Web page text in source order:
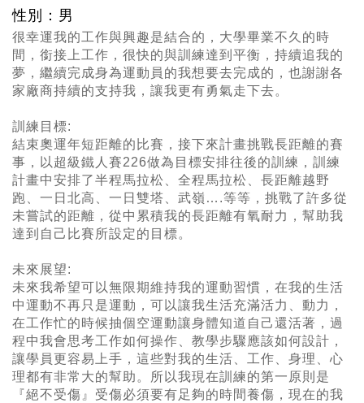
性別：男
很幸運我的工作與興趣是結合的，大學畢業不久的時
間，銜接上工作，很快的與訓練達到平衡，持續追我的
夢，繼續完成身為運動員的我想要去完成的，也謝謝各
家廠商持續的支持我，讓我更有勇氣走下去。
訓練目標:
結束奧運年短距離的比賽，接下來計畫挑戰長距離的賽
事，以超級鐵人賽226做為目標安排往後的訓練，訓練
計畫中安排了半程馬拉松、全程馬拉松、長距離越野
跑、一日北高、一日雙塔、武嶺….等等，挑戰了許多從
未嘗試的距離，從中累積我的長距離有氧耐力，幫助我
達到自己比賽所設定的目標。
未來展望:
未來我希望可以無限期維持我的運動習慣，在我的生活
中運動不再只是運動，可以讓我生活充滿活力、動力，
在工作忙的時候抽個空運動讓身體知道自己還活著，過
程中我會思考工作如何操作、教學步驟應該如何設計，
讓學員更容易上手，這些對我的生活、工作、身理、心
理都有非常大的幫助。所以我現在訓練的第一原則是
『絕不受傷』受傷必須要有足夠的時間養傷，現在的我